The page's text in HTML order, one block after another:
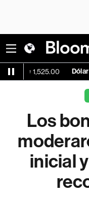
Dólar CCL
Los
inicial